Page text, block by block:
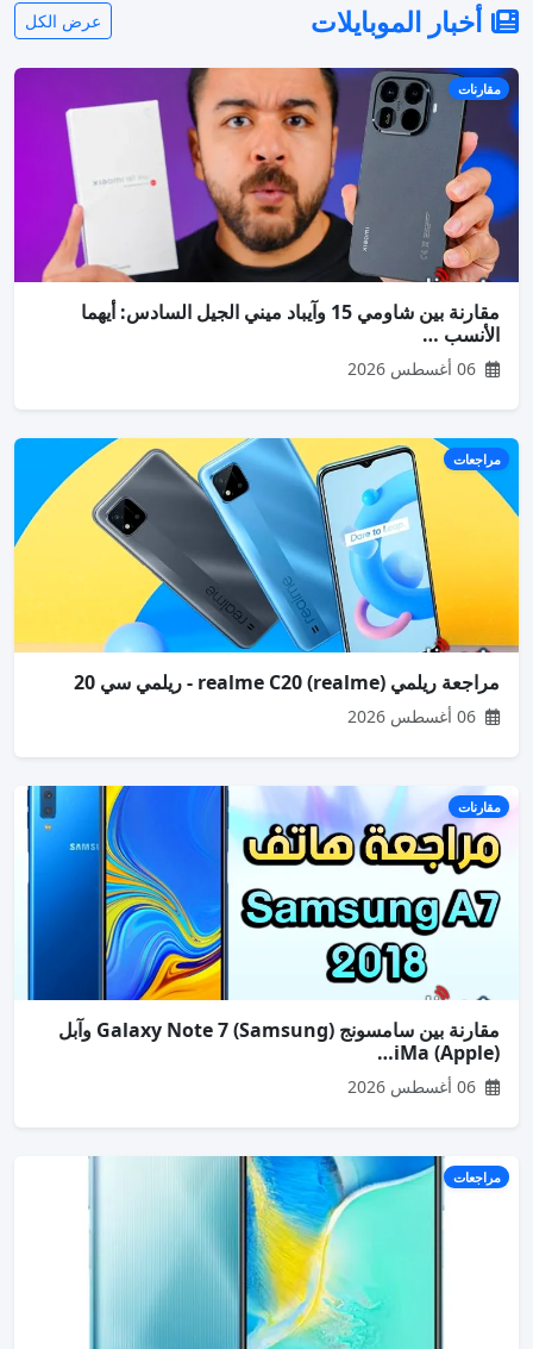
أخبار الموبايلات عرض الكل
مقارنات
مقارنة بين شاومي 15 وآيباد ميني الجيل السادس: أيهما
الأنسب …
مراجعات
مراجعة ريلمي (realme) realme C20 - ريلمي سي 20
مقارنات
مقارنة بين سامسونج (Samsung) Galaxy Note 7 وآبل
(Apple) iMa…
مراجعات